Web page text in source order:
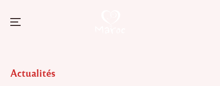
content
Menu
Posted
Actualités